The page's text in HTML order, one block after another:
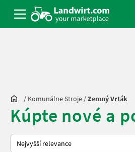
/ Komunálne Stroje /Zemný Vrták
Kúpte nové a
Takto se řadí nabídky na Landwirt.com